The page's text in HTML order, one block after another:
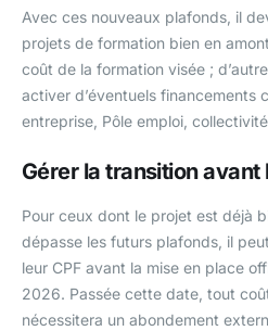
Avec ces nouveaux plafonds, il
projets de formation bien en
coût de la formation visée ;
activer d’éventuels financements
entreprise, Pôle emploi,
Gérer la transition avant
Pour ceux dont le projet est déjà
dépasse les futurs plafonds, il
leur CPF avant la mise en place
2026. Passée cette date, tout
nécessitera un abondement